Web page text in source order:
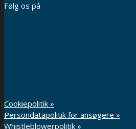
Følg os på
Cookiepolitik »
Persondatapolitik for ansøgere »
Whistleblowerpolitik »